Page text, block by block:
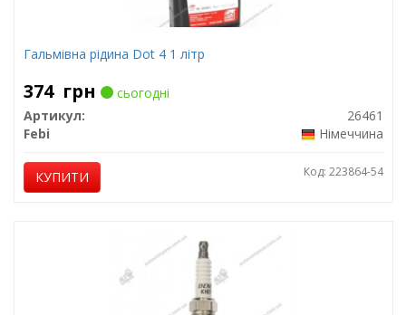
Гальмівна рідина Dot 4 1 літр
374 грн
сьогодні
Артикул:
26461
Febi
Німеччина
КУПИТИ Код: 223864-54